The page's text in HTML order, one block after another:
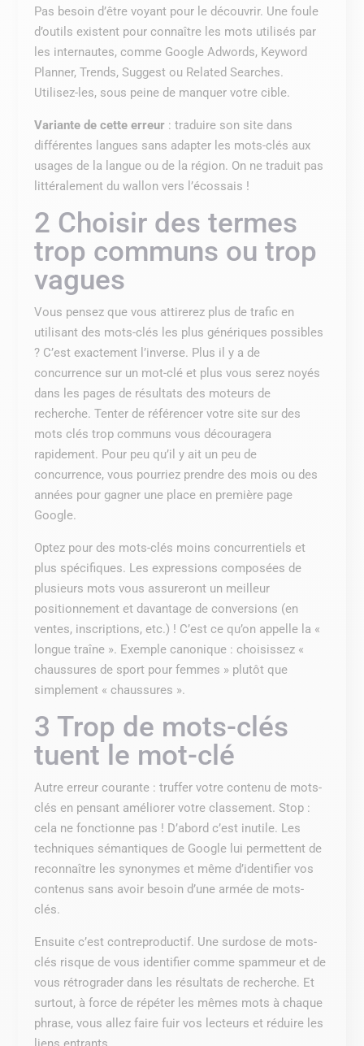
Pas besoin d’être voyant pour le découvrir. Une foule
d’outils existent pour connaître les mots utilisés par
les internautes, comme Google Adwords, Keyword
Planner, Trends, Suggest ou Related Searches.
Utilisez-les, sous peine de manquer votre cible.
Variante de cette erreur : traduire son site dans
différentes langues sans adapter les mots-clés aux
usages de la langue ou de la région. On ne traduit pas
littéralement du wallon vers l’écossais !
2 Choisir des termes
trop communs ou trop
vagues
Vous pensez que vous attirerez plus de trafic en
utilisant des mots-clés les plus génériques possibles
? C’est exactement l’inverse. Plus il y a de
concurrence sur un mot-clé et plus vous serez noyés
dans les pages de résultats des moteurs de
recherche. Tenter de référencer votre site sur des
mots clés trop communs vous découragera
rapidement. Pour peu qu’il y ait un peu de
concurrence, vous pourriez prendre des mois ou des
années pour gagner une place en première page
Google.
Optez pour des mots-clés moins concurrentiels et
plus spécifiques. Les expressions composées de
plusieurs mots vous assureront un meilleur
positionnement et davantage de conversions (en
ventes, inscriptions, etc.) ! C’est ce qu’on appelle la «
longue traîne ». Exemple canonique : choisissez «
chaussures de sport pour femmes » plutôt que
simplement « chaussures ».
3 Trop de mots-clés
tuent le mot-clé
Autre erreur courante : truffer votre contenu de mots-
clés en pensant améliorer votre classement. Stop :
cela ne fonctionne pas ! D’abord c’est inutile. Les
techniques sémantiques de Google lui permettent de
reconnaître les synonymes et même d’identifier vos
contenus sans avoir besoin d’une armée de mots-
clés.
Ensuite c’est contreproductif. Une surdose de mots-
clés risque de vous identifier comme spammeur et de
vous rétrograder dans les résultats de recherche. Et
surtout, à force de répéter les mêmes mots à chaque
phrase, vous allez faire fuir vos lecteurs et réduire les